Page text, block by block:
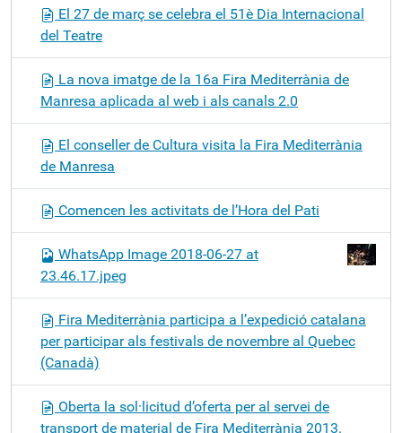
El 27 de març se celebra el 51è Dia Internacional
del Teatre
La nova imatge de la 16a Fira Mediterrània de
Manresa aplicada al web i als canals 2.0
El conseller de Cultura visita la Fira Mediterrània
de Manresa
Comencen les activitats de l’Hora del Pati
WhatsApp Image 2018-06-27 at
23.46.17.jpeg
Fira Mediterrània participa a l’expedició catalana
per participar als festivals de novembre al Quebec
(Canadà)
Oberta la sol·licitud d’oferta per al servei de
transport de material de Fira Mediterrània 2013.